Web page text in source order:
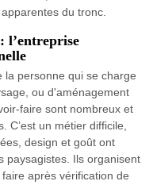
du tronc.
l’entreprise
la personne qui se charge
ou d'aménagement
faire sont nombreux et
C’est un métier difficile,
design et goût ont
paysagistes. Ils organisent
après vérification de